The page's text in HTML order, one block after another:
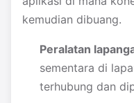
kemudian dibuang.
Peralatan
sementara di
terhubung dan